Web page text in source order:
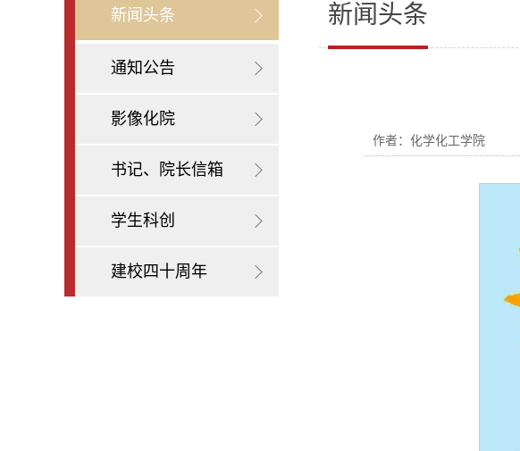
新闻头条
通知公告
影像化院
书记、院长信箱
学生科创
建校四十周年
新闻头条
作者：化学化工学院